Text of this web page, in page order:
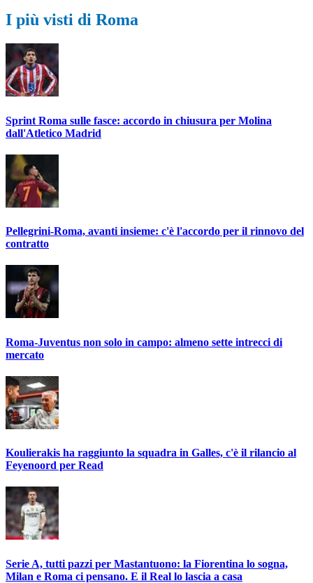
I più visti di Roma
Sprint Roma sulle fasce: accordo in chiusura per Molina
dall'Atletico Madrid
Pellegrini-Roma, avanti insieme: c'è l'accordo per il rinnovo del
contratto
Roma-Juventus non solo in campo: almeno sette intrecci di
mercato
Koulierakis ha raggiunto la squadra in Galles, c'è il rilancio al
Feyenoord per Read
Serie A, tutti pazzi per Mastantuono: la Fiorentina lo sogna,
Milan e Roma ci pensano. E il Real lo lascia a casa